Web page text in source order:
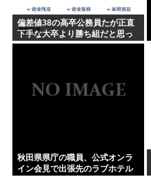
偏差値38の高卒公務員たが正直
下手な大卒より勝ち組だと思っ
てる
秋田県県庁の職員、公式オンラ
イン会見で出張先のラブホテル